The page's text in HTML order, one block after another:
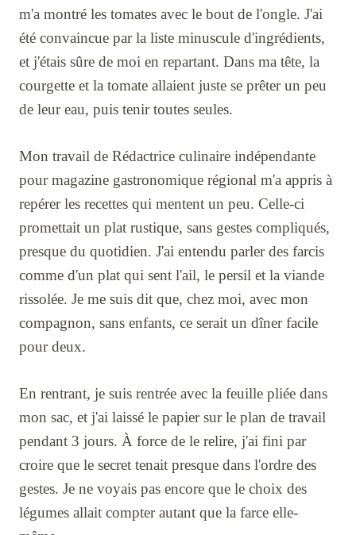
m'a montré les tomates avec le bout de l'ongle. J'ai
été convaincue par la liste minuscule d'ingrédients,
et j'étais sûre de moi en repartant. Dans ma tête, la
courgette et la tomate allaient juste se prêter un peu
de leur eau, puis tenir toutes seules.
Mon travail de Rédactrice culinaire indépendante
pour magazine gastronomique régional m'a appris à
repérer les recettes qui mentent un peu. Celle-ci
promettait un plat rustique, sans gestes compliqués,
presque du quotidien. J'ai entendu parler des farcis
comme d'un plat qui sent l'ail, le persil et la viande
rissolée. Je me suis dit que, chez moi, avec mon
compagnon, sans enfants, ce serait un dîner facile
pour deux.
En rentrant, je suis rentrée avec la feuille pliée dans
mon sac, et j'ai laissé le papier sur le plan de travail
pendant 3 jours. À force de le relire, j'ai fini par
croire que le secret tenait presque dans l'ordre des
gestes. Je ne voyais pas encore que le choix des
légumes allait compter autant que la farce elle-